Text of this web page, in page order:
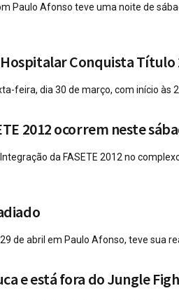
Paulo Afonso teve uma noite de
Conquista Título
feira, dia 30 de março, com início às
2012 ocorrem neste
da FASETE 2012 no
de abril em Paulo Afonso, teve sua
e está fora do Jungle